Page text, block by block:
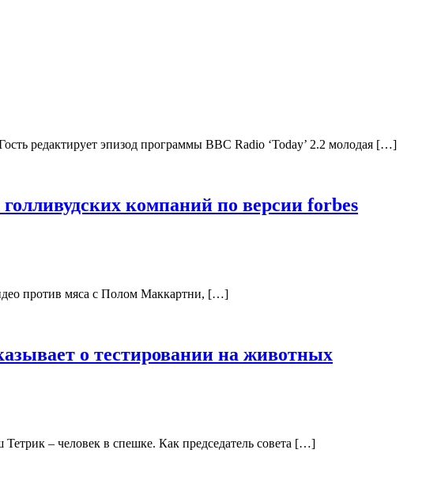
редактирует эпизод программы BBC Radio ‘Today’ 2.2 молодая […]
компаний по версии forbes
против мяса с Полом Маккартни, […]
о тестировании на животных
– человек в спешке. Как председатель совета […]